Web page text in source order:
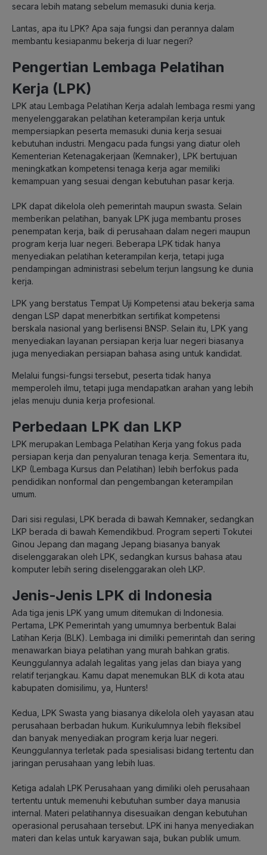
secara lebih matang sebelum memasuki dunia kerja.
Lantas, apa itu LPK? Apa saja fungsi dan perannya dalam
membantu kesiapanmu bekerja di luar negeri?
Pengertian Lembaga Pelatihan
Kerja (LPK)
LPK atau Lembaga Pelatihan Kerja adalah lembaga resmi yang
menyelenggarakan pelatihan keterampilan kerja untuk
mempersiapkan peserta memasuki dunia kerja sesuai
kebutuhan industri. Mengacu pada fungsi yang diatur oleh
Kementerian Ketenagakerjaan (Kemnaker), LPK bertujuan
meningkatkan kompetensi tenaga kerja agar memiliki
kemampuan yang sesuai dengan kebutuhan pasar kerja.
LPK dapat dikelola oleh pemerintah maupun swasta. Selain
memberikan pelatihan, banyak LPK juga membantu proses
penempatan kerja, baik di perusahaan dalam negeri maupun
program kerja luar negeri. Beberapa LPK tidak hanya
menyediakan pelatihan keterampilan kerja, tetapi juga
pendampingan administrasi sebelum terjun langsung ke dunia
kerja.
LPK yang berstatus Tempat Uji Kompetensi atau bekerja sama
dengan LSP dapat menerbitkan sertifikat kompetensi
berskala nasional yang berlisensi BNSP. Selain itu, LPK yang
menyediakan layanan persiapan kerja luar negeri biasanya
juga menyediakan persiapan bahasa asing untuk kandidat.
Melalui fungsi-fungsi tersebut, peserta tidak hanya
memperoleh ilmu, tetapi juga mendapatkan arahan yang lebih
jelas menuju dunia kerja profesional.
Perbedaan LPK dan LKP
LPK merupakan Lembaga Pelatihan Kerja yang fokus pada
persiapan kerja dan penyaluran tenaga kerja. Sementara itu,
LKP (Lembaga Kursus dan Pelatihan) lebih berfokus pada
pendidikan nonformal dan pengembangan keterampilan
umum.
Dari sisi regulasi, LPK berada di bawah Kemnaker, sedangkan
LKP berada di bawah Kemendikbud. Program seperti Tokutei
Ginou Jepang dan magang Jepang biasanya banyak
diselenggarakan oleh LPK, sedangkan kursus bahasa atau
komputer lebih sering diselenggarakan oleh LKP.
Jenis-Jenis LPK di Indonesia
Ada tiga jenis LPK yang umum ditemukan di Indonesia.
Pertama, LPK Pemerintah yang umumnya berbentuk Balai
Latihan Kerja (BLK). Lembaga ini dimiliki pemerintah dan sering
menawarkan biaya pelatihan yang murah bahkan gratis.
Keunggulannya adalah legalitas yang jelas dan biaya yang
relatif terjangkau. Kamu dapat menemukan BLK di kota atau
kabupaten domisilimu, ya, Hunters!
Kedua, LPK Swasta yang biasanya dikelola oleh yayasan atau
perusahaan berbadan hukum. Kurikulumnya lebih fleksibel
dan banyak menyediakan program kerja luar negeri.
Keunggulannya terletak pada spesialisasi bidang tertentu dan
jaringan perusahaan yang lebih luas.
Ketiga adalah LPK Perusahaan yang dimiliki oleh perusahaan
tertentu untuk memenuhi kebutuhan sumber daya manusia
internal. Materi pelatihannya disesuaikan dengan kebutuhan
operasional perusahaan tersebut. LPK ini hanya menyediakan
materi dan kelas untuk karyawan saja, bukan publik umum.